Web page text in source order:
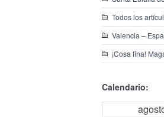
Todos los
Valencia –
¡Cosa fina!
Calendario: